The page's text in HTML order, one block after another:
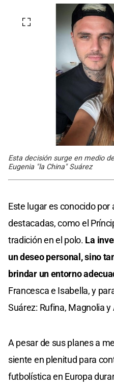
Esta decisión surge en medio
Eugenia "la China" Suárez
Este lugar es conocido por
destacadas, como el
tradición en el polo. La
un deseo personal, sino
brindar un entorno
Francesca e Isabella, y
Suárez: Rufina, Magnolia
A pesar de sus planes a
siente en plenitud para
futbolística en Europa